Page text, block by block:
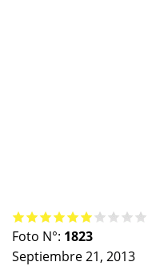
Foto N°: 1823
Septiembre 21, 2013